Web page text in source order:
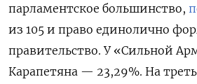
парламентское большинство,
из 105 и право единолично
правительство. У «Сильной
Карапетяна — 23,29%. На